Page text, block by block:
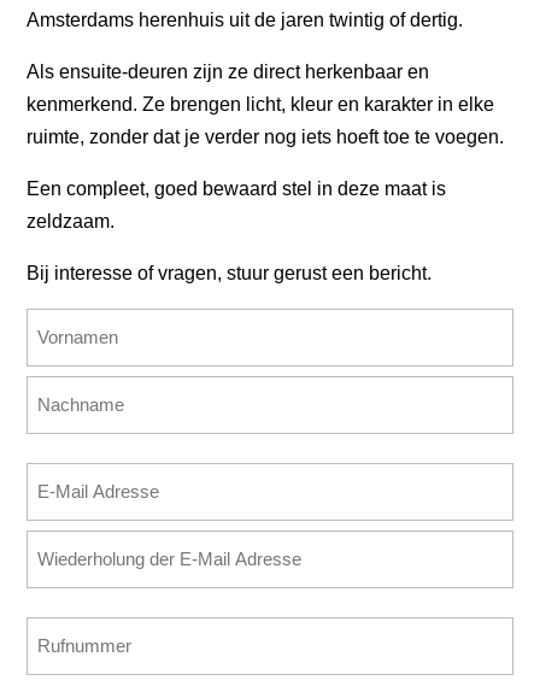
Amsterdams herenhuis uit de jaren twintig of dertig.
Als ensuite-deuren zijn ze direct herkenbaar en
kenmerkend. Ze brengen licht, kleur en karakter in elke
ruimte, zonder dat je verder nog iets hoeft toe te voegen.
Een compleet, goed bewaard stel in deze maat is
zeldzaam.
Bij interesse of vragen, stuur gerust een bericht.
Mail
bestätigen